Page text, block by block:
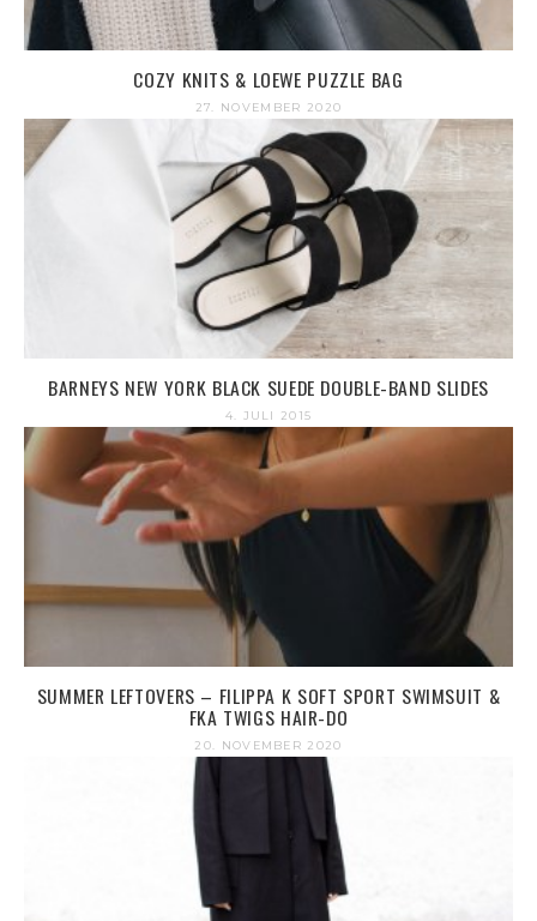
COZY KNITS & LOEWE PUZZLE BAG
27. NOVEMBER 2020
BARNEYS NEW YORK BLACK SUEDE DOUBLE-BAND SLIDES
4. JULI 2015
SUMMER LEFTOVERS – FILIPPA K SOFT SPORT SWIMSUIT &
FKA TWIGS HAIR-DO
20. NOVEMBER 2020